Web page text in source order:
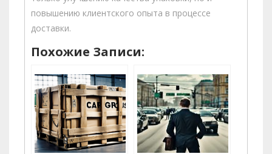
повышению клиентского опыта в процессе
доставки.
Похожие Записи: